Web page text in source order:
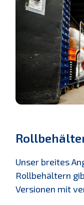
Unser breites
Rollbehältern
Versionen mit